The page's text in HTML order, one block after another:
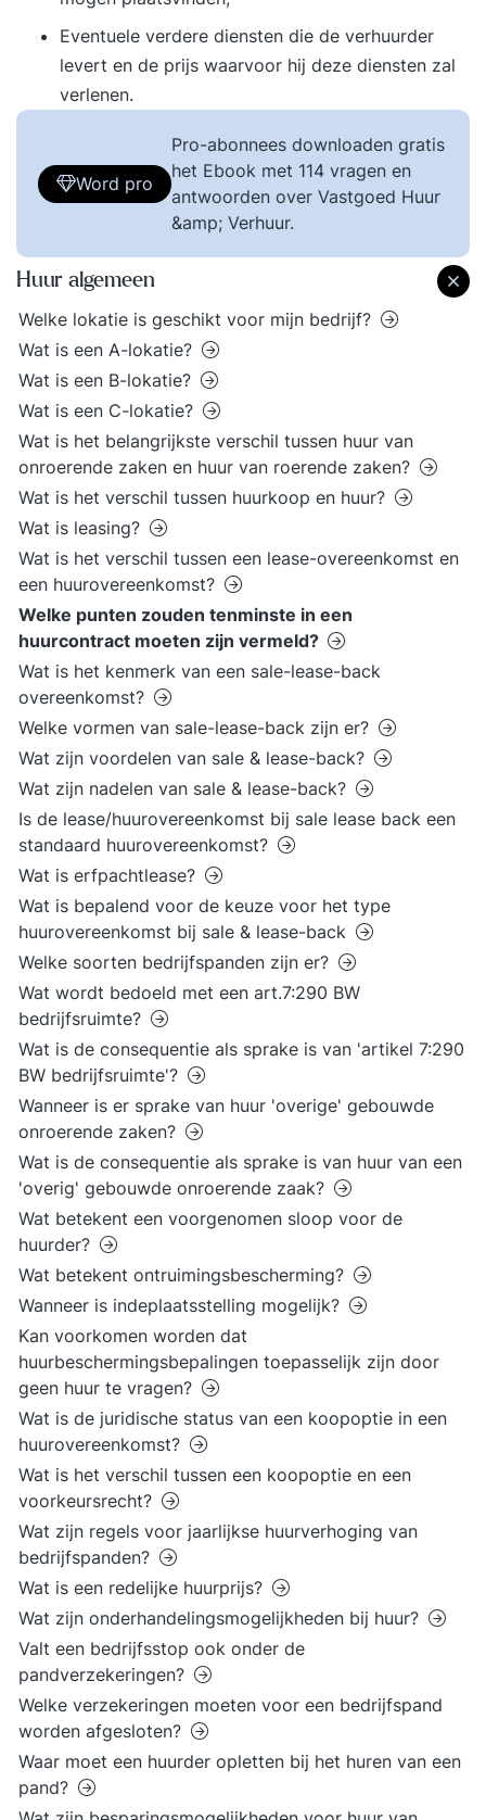
Eventuele verdere diensten die de verhuurder
levert en de prijs waarvoor hij deze diensten zal
verlenen.
Word pro
Pro-abonnees downloaden gratis
het Ebook met 114 vragen en
antwoorden over Vastgoed Huur
&amp; Verhuur.
Huur algemeen
Welke lokatie is geschikt voor mijn bedrijf?
Wat is een A-lokatie?
Wat is een B-lokatie?
Wat is een C-lokatie?
Wat is het belangrijkste verschil tussen huur van
onroerende zaken en huur van roerende zaken?
Wat is het verschil tussen huurkoop en huur?
Wat is leasing?
Wat is het verschil tussen een lease-overeenkomst en
een huurovereenkomst?
Welke punten zouden tenminste in een
huurcontract moeten zijn vermeld?
Wat is het kenmerk van een sale-lease-back
overeenkomst?
Welke vormen van sale-lease-back zijn er?
Wat zijn voordelen van sale & lease-back?
Wat zijn nadelen van sale & lease-back?
Is de lease/huurovereenkomst bij sale lease back een
standaard huurovereenkomst?
Wat is erfpachtlease?
Wat is bepalend voor de keuze voor het type
huurovereenkomst bij sale & lease-back
Welke soorten bedrijfspanden zijn er?
Wat wordt bedoeld met een art.7:290 BW
bedrijfsruimte?
Wat is de consequentie als sprake is van 'artikel 7:290
BW bedrijfsruimte'?
Wanneer is er sprake van huur 'overige' gebouwde
onroerende zaken?
Wat is de consequentie als sprake is van huur van een
'overig' gebouwde onroerende zaak?
Wat betekent een voorgenomen sloop voor de
huurder?
Wat betekent ontruimingsbescherming?
Wanneer is indeplaatsstelling mogelijk?
Kan voorkomen worden dat
huurbeschermingsbepalingen toepasselijk zijn door
geen huur te vragen?
Wat is de juridische status van een koopoptie in een
huurovereenkomst?
Wat is het verschil tussen een koopoptie en een
voorkeursrecht?
Wat zijn regels voor jaarlijkse huurverhoging van
bedrijfspanden?
Wat is een redelijke huurprijs?
Wat zijn onderhandelingsmogelijkheden bij huur?
Valt een bedrijfsstop ook onder de
pandverzekeringen?
Welke verzekeringen moeten voor een bedrijfspand
worden afgesloten?
Waar moet een huurder opletten bij het huren van een
pand?